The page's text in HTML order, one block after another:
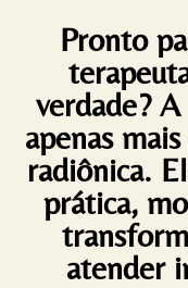
Pronto
verdade?
apenas
radiônica.
prática,
atender